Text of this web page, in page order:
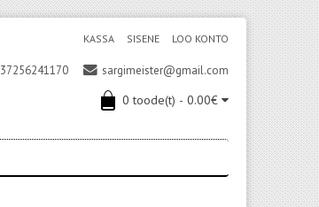
SISENE LOO KONTO
KASSA
37256241170 sargimeister@gmail.com
0 toode(t) - 0.00€